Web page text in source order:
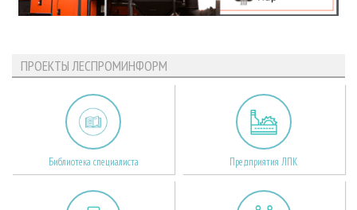
ПРОЕКТЫ ЛЕСПРОМИНФОРМ
Библиотека специалиста Предприятия ЛПК